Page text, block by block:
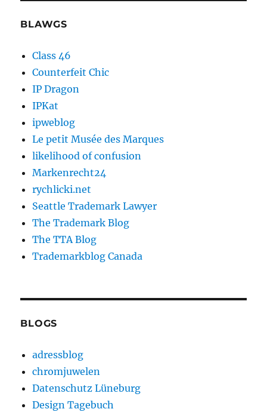
BLAWGS
Class 46
Counterfeit Chic
IP Dragon
IPKat
ipweblog
Le petit Musée des Marques
likelihood of confusion
Markenrecht24
rychlicki.net
Seattle Trademark Lawyer
The Trademark Blog
The TTA Blog
Trademarkblog Canada
BLOGS
adressblog
chromjuwelen
Datenschutz Lüneburg
Design Tagebuch